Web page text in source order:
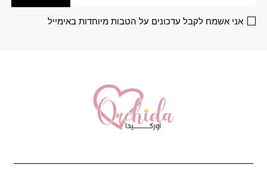
בעמוד
המוצר
המוצר
אני אשמח לקבל עדכונים על הטבות מיוחדות באימייל